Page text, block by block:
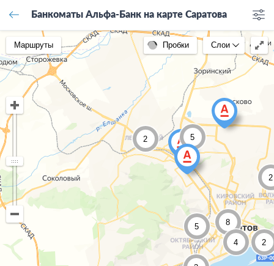
Банкоматы Альфа-Банк на карте Саратова
Маршруты Пробки Слои
2 5
5 8
4 2
2